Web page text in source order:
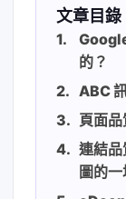
文章目錄
的？
ABC
頁面
連結
圖的一